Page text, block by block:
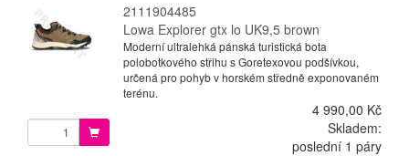
2111904485
Lowa Explorer gtx lo UK9,5 brown
Moderní ultralehká pánská turistická bota
polobotkového střihu s Goretexovou podšívkou,
určená pro pohyb v horském středně exponovaném
terénu.
4 990,00 Kč
Skladem:
poslední 1 páry